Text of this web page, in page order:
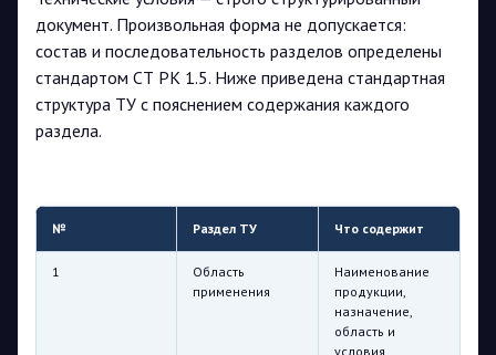
документ. Произвольная форма не допускается:
состав и последовательность разделов определены
стандартом СТ РК 1.5. Ниже приведена стандартная
структура ТУ с пояснением содержания каждого
раздела.
№ Раздел ТУ Что содержит
1
Область
применения
Наименование
продукции,
назначение,
область и
условия